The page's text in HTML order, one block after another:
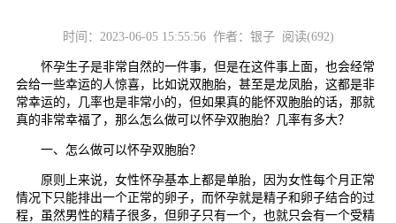
时间：2023-06-05 15:55:56 作者：银子 阅读(692)
怀孕生子是非常自然的一件事，但是在这件事上面，也会经常
会给一些幸运的人惊喜，比如说双胞胎，甚至是龙凤胎，这都是非
常幸运的，几率也是非常小的，但如果真的能怀双胞胎的话，那就
真的非常幸福了，那么怎么做可以怀孕双胞胎？几率有多大？
一、怎么做可以怀孕双胞胎？
原则上来说，女性怀孕基本上都是单胎，因为女性每个月正常
情况下只能排出一个正常的卵子，而怀孕就是精子和卵子结合的过
程，虽然男性的精子很多，但卵子只有一个，也就只会有一个受精